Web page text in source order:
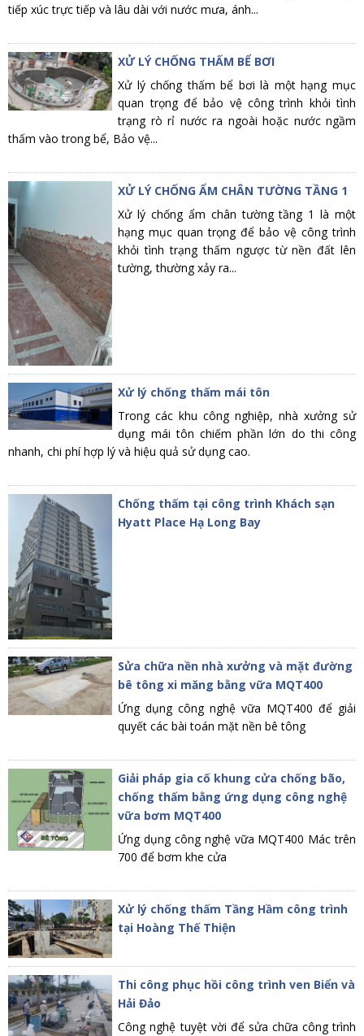
tiếp xúc trực tiếp và lâu dài với nước mưa, ánh...
XỬ LÝ CHỐNG THẤM BỂ BƠI
Xử lý chống thấm bể bơi là một hạng mục
quan trọng để bảo vệ công trình khỏi tình
trạng rò rỉ nước ra ngoài hoặc nước ngầm
thấm vào trong bể, Bảo vệ...
XỬ LÝ CHỐNG ẨM CHÂN TƯỜNG TẦNG 1
Xử lý chống ẩm chân tường tầng 1 là một
hạng mục quan trọng để bảo vệ công trình
khỏi tình trạng thấm ngược từ nền đất lên
tường, thường xảy ra...
Xử lý chống thấm mái tôn
Trong các khu công nghiệp, nhà xưởng sử
dụng mái tôn chiếm phần lớn do thi công
nhanh, chi phí hợp lý và hiệu quả sử dụng cao.
Chống thấm tại công trình Khách sạn
Hyatt Place Hạ Long Bay
Sửa chữa nền nhà xưởng và mặt đường
bê tông xi măng bằng vữa MQT400
Ứng dụng công nghệ vữa MQT400 để giải
quyết các bài toán mặt nền bê tông
Giải pháp gia cố khung cửa chống bão,
chống thấm bằng ứng dụng công nghệ
vữa bơm MQT400
Ứng dụng công nghệ vữa MQT400 Mác trên
700 để bơm khe cửa
Xử lý chống thấm Tầng Hầm công trình
tại Hoàng Thế Thiện
Thi công phục hồi công trình ven Biển và
Hải Đảo
Công nghệ tuyệt vời để sửa chữa công trình